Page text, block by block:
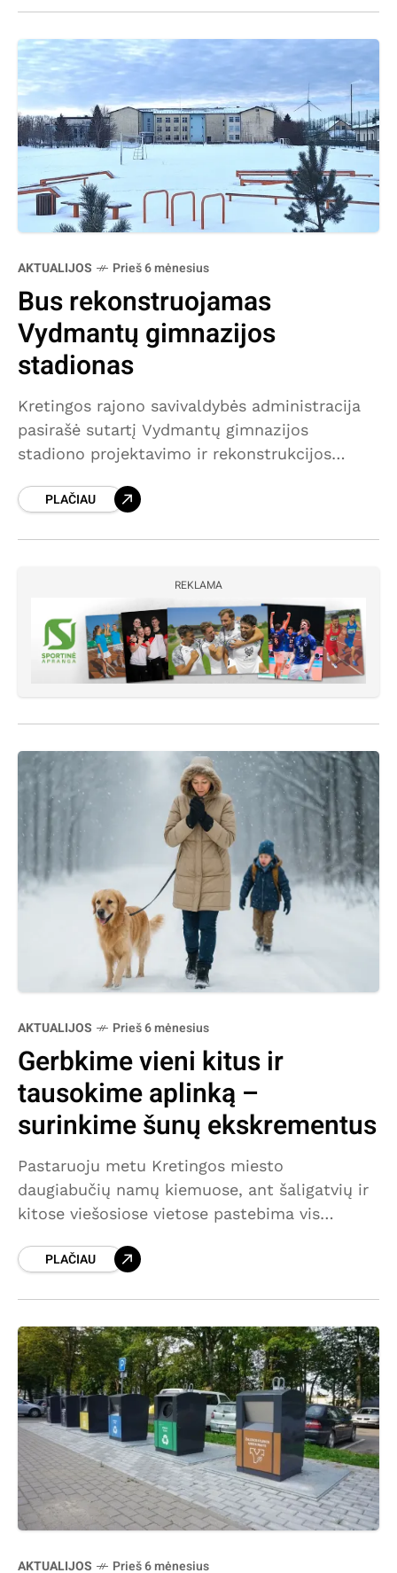
AKTUALIJOS Prieš 6 mėnesius
Bus rekonstruojamas
Vydmantų gimnazijos
stadionas
Kretingos rajono savivaldybės administracija
pasirašė sutartį Vydmantų gimnazijos
stadiono projektavimo ir rekonstrukcijos
turėtų startuoti vasaros pabaigoje, parengus
PLAČIAU
REKLAMA
AKTUALIJOS Prieš 6 mėnesius
Gerbkime vieni kitus ir
tausokime aplinką –
surinkime šunų ekskrementus
Pastaruoju metu Kretingos miesto
daugiabučių namų kiemuose, ant šaligatvių ir
kitose viešosiose vietose pastebima vis
miesto estetinį vaizdą, apsunkina
PLAČIAU
AKTUALIJOS Prieš 6 mėnesius